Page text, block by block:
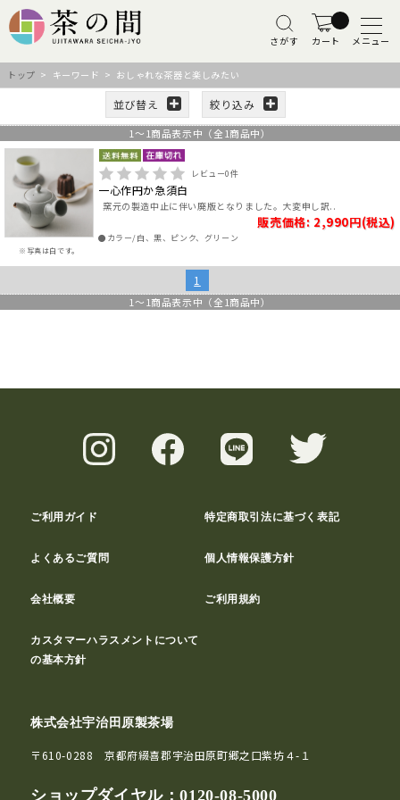
さがす カート メニュー
トップ > キーワード > おしゃれな茶器と楽しみたい
並び替え 絞り込み
1 ～ 1商品表示中（全 1商品中）
※写真は白です。
レビュー0件
一心作円か急須白
窯元の製造中止に伴い廃版となりました。大変申し訳..
販売価格: 2,990円(税込)
●カラー/白、黒、ピンク、グリーン
1
1 ～ 1商品表示中（全 1商品中）
ご利用ガイド 特定商取引法に基づく表記
よくあるご質問 個人情報保護方針
会社概要 ご利用規約
カスタマーハラスメントについて
の基本方針
株式会社宇治田原製茶場
〒610-0288 京都府綴喜郡宇治田原町郷之口紫坊４-１
ショップダイヤル：0120-08-5000